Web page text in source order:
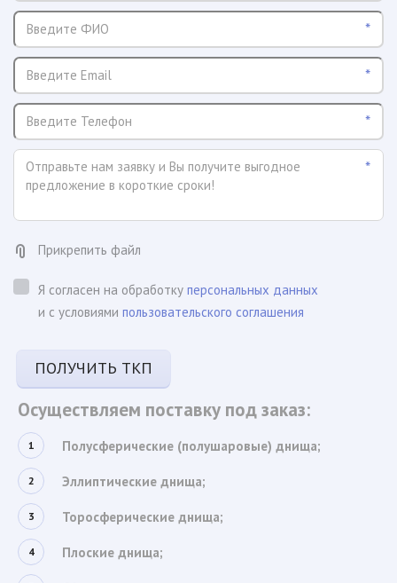
*
*
*
*
Прикрепить файл
Я согласен на обработку персональных данных
и с условиями пользовательского соглашения
ПОЛУЧИТЬ ТКП
Осуществляем поставку под заказ:
Полусферические (полушаровые) днища;
Эллиптические днища;
Торосферические днища;
Плоские днища;